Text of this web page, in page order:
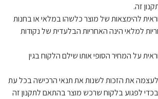
זה.
להימצאות של מוצר כלשהו במלאי או בחנות
למלאי הינה האחריות הבלעדית של נקודות
על המחיר הסופי אותו שילם הלקוח בגין
לעצמה את הזכות לשנות את תנאי הרכישה בכל עת
בכדי לפגוע בלקוח שרכש מוצר בהתאם לתקנון זה